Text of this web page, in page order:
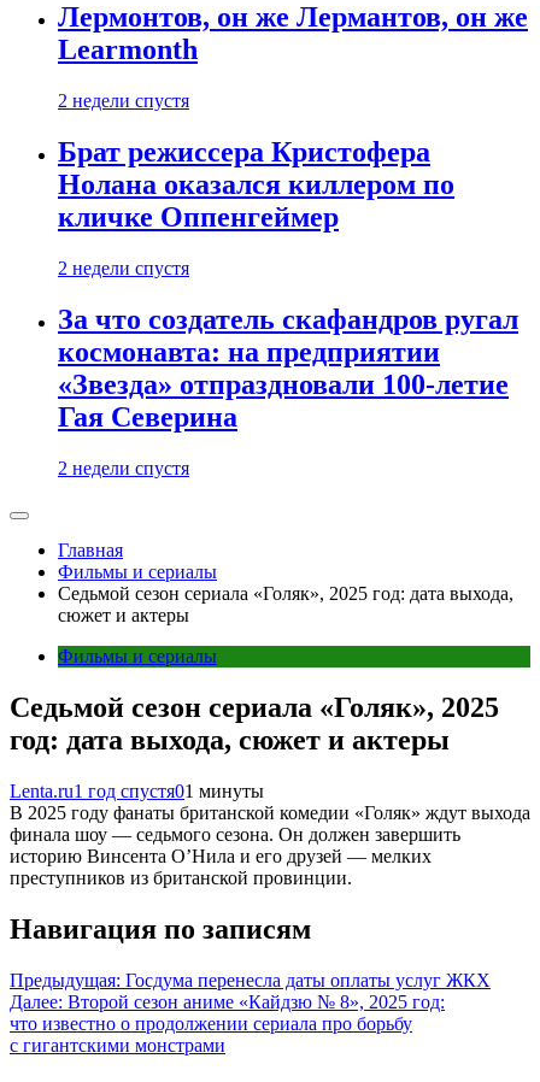
Лермонтов, он же Лермантов, он же
Learmonth
2 недели спустя
Брат режиссера Кристофера
Нолана оказался киллером по
кличке Оппенгеймер
2 недели спустя
За что создатель скафандров ругал
космонавта: на предприятии
«Звезда» отпраздновали 100-летие
Гая Северина
2 недели спустя
Главная
Фильмы и сериалы
Седьмой сезон сериала «Голяк», 2025 год: дата выхода,
сюжет и актеры
Фильмы и сериалы
Седьмой сезон сериала «Голяк», 2025
год: дата выхода, сюжет и актеры
Lenta.ru1 год спустя01 минуты
В 2025 году фанаты британской комедии «Голяк» ждут выхода
финала шоу — седьмого сезона. Он должен завершить
историю Винсента О’Нила и его друзей — мелких
преступников из британской провинции.
Навигация по записям
Предыдущая: Госдума перенесла даты оплаты услуг ЖКХ
Далее: Второй сезон аниме «Кайдзю № 8», 2025 год:
что известно о продолжении сериала про борьбу
с гигантскими монстрами